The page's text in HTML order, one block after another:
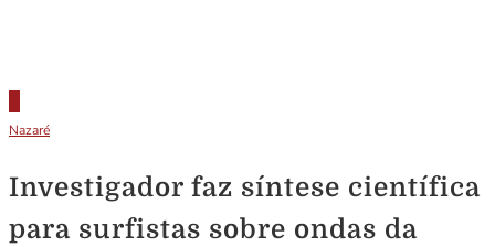
Nazaré
Investigador faz síntese científica
para surfistas sobre ondas da